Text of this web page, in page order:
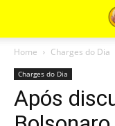
Home Charges do Dia
Charges do Dia
Após